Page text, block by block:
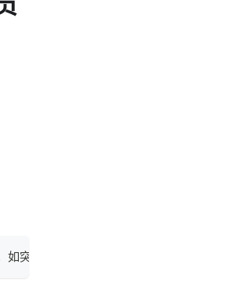
突然刹车、紧急避让等，如果驾驶员情